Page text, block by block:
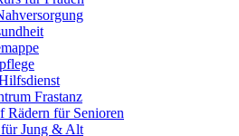
Frastanz
Rädern für Senioren
Jung & Alt